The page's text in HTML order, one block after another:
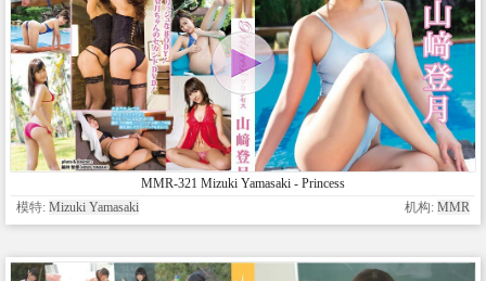
MMR-321 Mizuki Yamasaki - Princess
模特: Mizuki Yamasaki 机构: MMR